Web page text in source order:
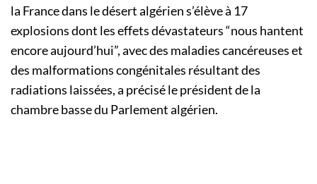
la France dans le désert algérien s’élève à 17
explosions dont les effets dévastateurs “nous hantent
encore aujourd’hui”, avec des maladies cancéreuses et
des malformations congénitales résultant des
radiations laissées, a précisé le président de la
chambre basse du Parlement algérien.